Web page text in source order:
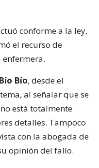
conforme a la ley,
el recurso de
Bío, desde el
al señalar que se
está totalmente
detalles. Tampoco
con la abogada de
opinión del fallo.